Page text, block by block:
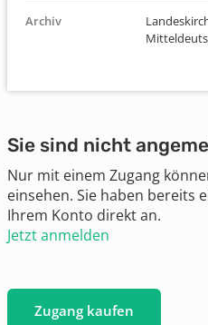
Archiv
Sie sind nicht
Nur mit einem Zugang
einsehen. Sie haben bereits
Ihrem Konto direkt an.
Jetzt anmelden
Zugang kaufen